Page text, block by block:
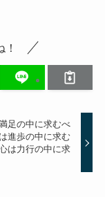
足の中に求むべ
進歩の中に求む
は力行の中に求